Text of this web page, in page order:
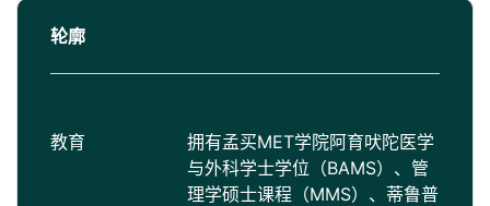
轮廓
教育
拥有孟买MET学院阿育吠陀医学
与外科学士学位（BAMS）、管
理学硕士课程（MMS）、蒂鲁普